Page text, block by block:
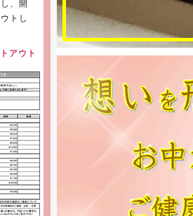
、開
トし
アウト